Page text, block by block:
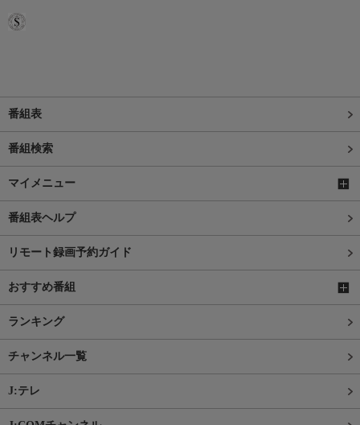
番組表
番組検索
マイメニュー
番組表ヘルプ
リモート録画予約ガイド
おすすめ番組
ランキング
チャンネル一覧
J:テレ